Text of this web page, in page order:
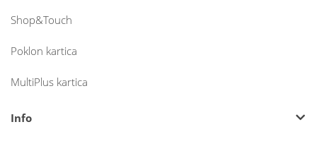
Shop&Touch
Poklon kartica
MultiPlus kartica
Info